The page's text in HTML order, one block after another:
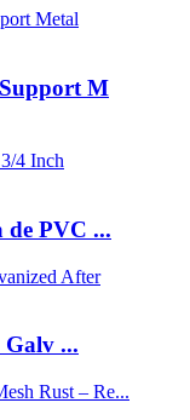
M
de PVC ...
...